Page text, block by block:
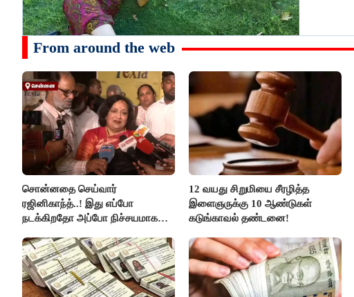
From around the web
சொன்னதை செய்வார்
ரஜினிகாந்த்..! இது எப்போ
நடக்கிறதோ அப்போ நிச்சயமாக
ரஜினிகாந்த்..!
12 வயது சிறுமியை சீரழித்த
இளைஞருக்கு 10 ஆண்டுகள்
கடுங்காவல் தண்டனை!